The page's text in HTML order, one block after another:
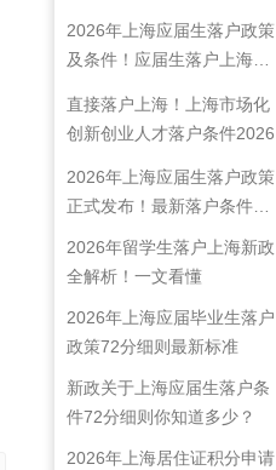
2026年上海应届生落户政策
及条件！应届生落户上海准
直接落户上海！上海市场化
创新创业人才落户条件2026
2026年上海应届生落户政策
正式发布！最新落户条件及
流程解析！
2026年留学生落户上海新政
全解析！一文看懂
2026年上海应届毕业生落户
政策72分细则最新标准
新政关于上海应届生落户条
件72分细则你知道多少？
2026年上海居住证积分申请